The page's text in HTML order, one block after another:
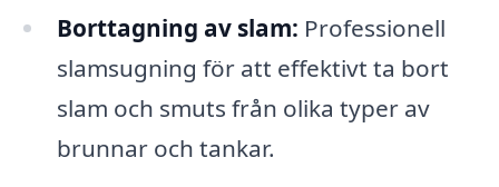
Borttagning av slam: Professionell
slamsugning för att effektivt ta bort
slam och smuts från olika typer av
brunnar och tankar.